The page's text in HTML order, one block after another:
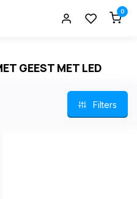
0
GEEST MET LED
Filters